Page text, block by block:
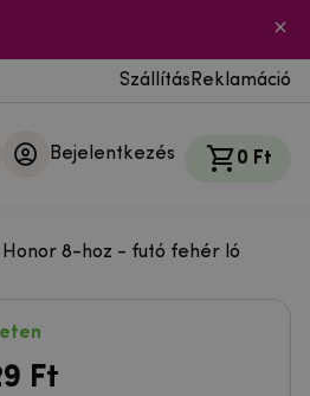
Szállítás Reklamáció
Bejelentkezés 0 Ft
Honor 8-hoz - futó fehér ló
Ft